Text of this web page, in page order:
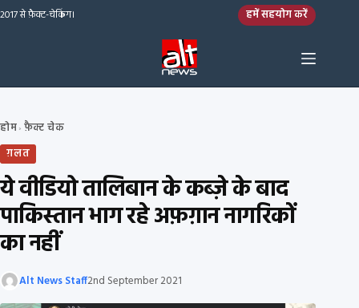
Skip to content
2017 से फ़ैक्ट-चेकिंग। हमें सहयोग करें
होम› फ़ैक्ट चेक
ग़लत
ये वीडियो तालिबान के कब्ज़े के बाद
पाकिस्तान भाग रहे अफ़ग़ान नागरिकों
का नहीं
Alt News Staff2nd September 2021